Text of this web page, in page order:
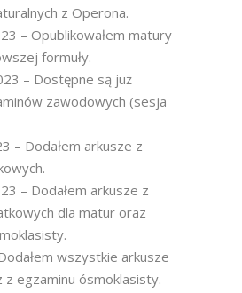
z Operona.
– Opublikowałem matury
formuły.
– Dostępne są już
zawodowych (sesja
– Dodałem arkusze z
– Dodałem arkusze z
dla matur oraz
wszystkie arkusze
z egzaminu ósmoklasisty.